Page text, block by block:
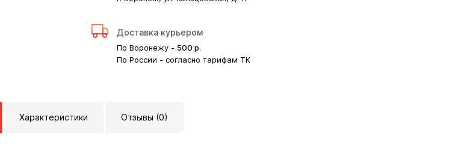
Доставка курьером
По Воронежу - 500 р.
По России - согласно тарифам ТК
Характеристики Отзывы (0)